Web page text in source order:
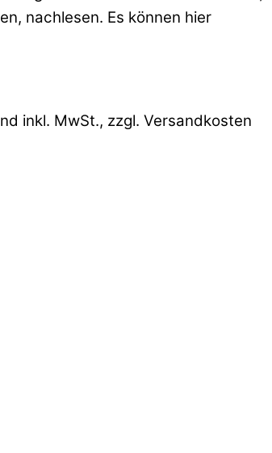
nachlesen. Es können hier
inkl. MwSt., zzgl. Versandkosten